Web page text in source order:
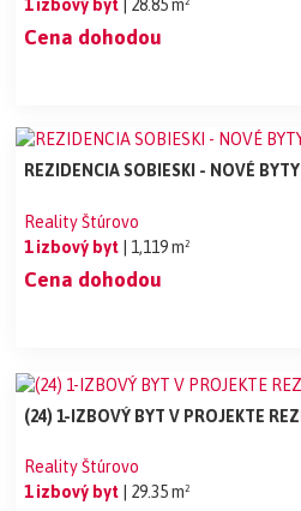
1 izbový byt | 28.85 m²
Cena dohodou
REZIDENCIA SOBIESKI - NOVÉ
Reality Štúrovo
1 izbový byt
| 1,119 m²
Cena dohodou
(24) 1-IZBOVÝ BYT V PROJEKTE
Reality Štúrovo
1 izbový byt
| 29.35 m²